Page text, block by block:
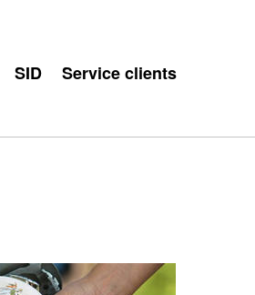
SID Service clients